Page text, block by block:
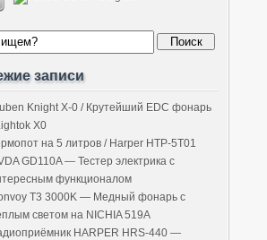
записи
Knight X-0 / Крутейший EDC фонарь
X0
на 5 литров / Harper HTP-5T01
GD110A — Тестер электрика с
функционалом
T3 3000K — Медный фонарь с
светом на NICHIA 519A
HARPER HRS-440 —